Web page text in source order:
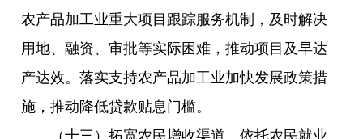
农产品加工业重大项目跟踪服务机制，及时解决
用地、融资、审批等实际困难，推动项目及早达
产达效。落实支持农产品加工业加快发展政策措
施，推动降低贷款贴息门槛。
（十三）拓宽农民增收渠道。依托农民就业